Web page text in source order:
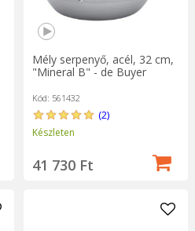
Mély serpenyő, acél, 32 cm,
"Mineral B" - de Buyer
Kód: 561432
(2)
Készleten
41 730 Ft